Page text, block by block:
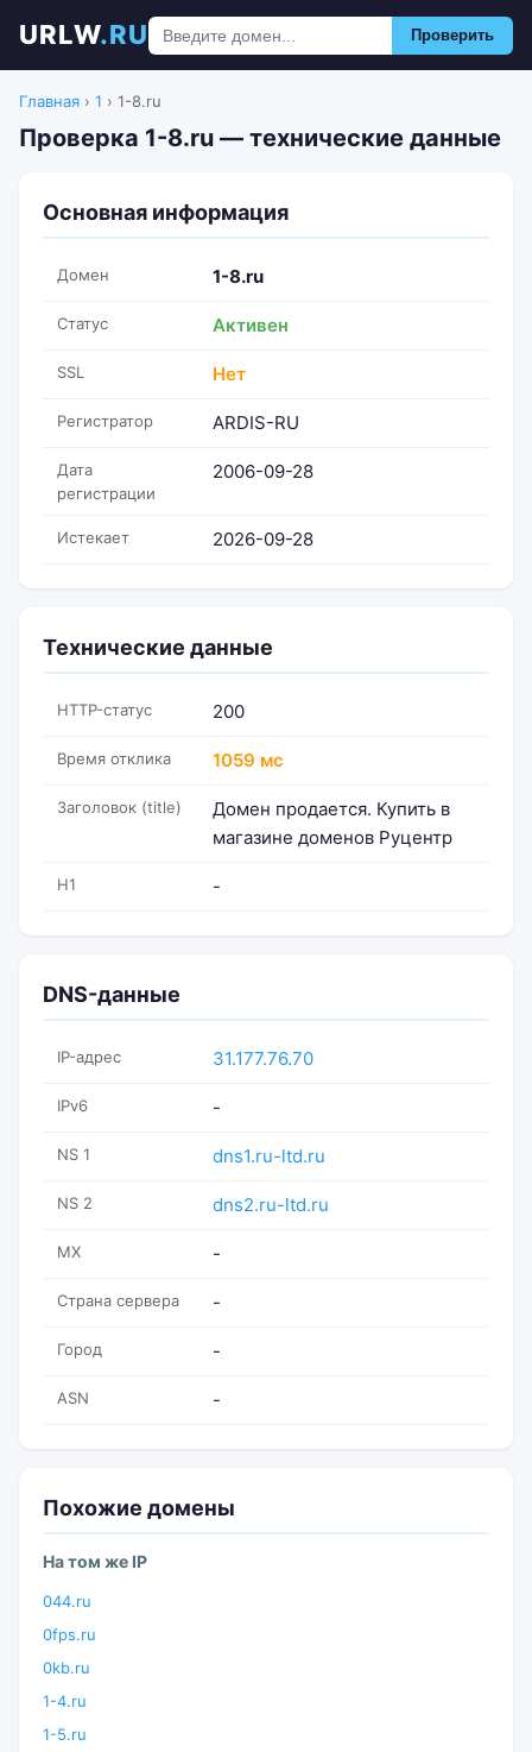
URLW.RU Проверить
Главная › 1 › 1-8.ru
Проверка 1-8.ru — технические данные
Основная информация
Домен 1-8.ru
Статус Активен
SSL Нет
Регистратор ARDIS-RU
Дата
регистрации
2006-09-28
Истекает 2026-09-28
Технические данные
HTTP-статус 200
Время отклика 1059 мс
Заголовок (title)
Домен продается. Купить в
магазине доменов Руцентр
H1 -
DNS-данные
IP-адрес 31.177.76.70
IPv6 -
NS 1 dns1.ru-ltd.ru
NS 2 dns2.ru-ltd.ru
MX -
Страна сервера -
Город -
ASN -
Похожие домены
На том же IP
044.ru
0fps.ru
0kb.ru
1-4.ru
1-5.ru